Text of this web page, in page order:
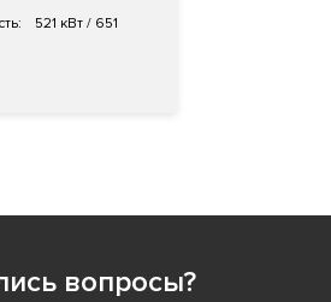
521 кВт / 651
вопросы?